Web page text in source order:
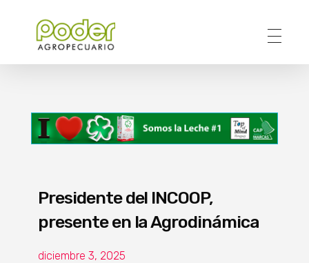
Presidente del INCOOP,
presente en la Agrodinámica
diciembre 3, 2025